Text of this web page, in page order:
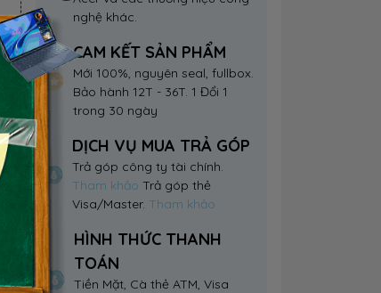
nghệ khác.
CAM KẾT SẢN PHẨM
Mới 100%, nguyên seal, fullbox.
Bảo hành 12T - 36T. 1 Đổi 1
trong 30 ngày
DỊCH VỤ MUA TRẢ GÓP
Trả góp công ty tài chính.
Tham khảoTrả góp thẻ
Visa/Master. Tham khảo
HÌNH THỨC THANH
TOÁN
Tiền Mặt, Cà thẻ ATM, Visa